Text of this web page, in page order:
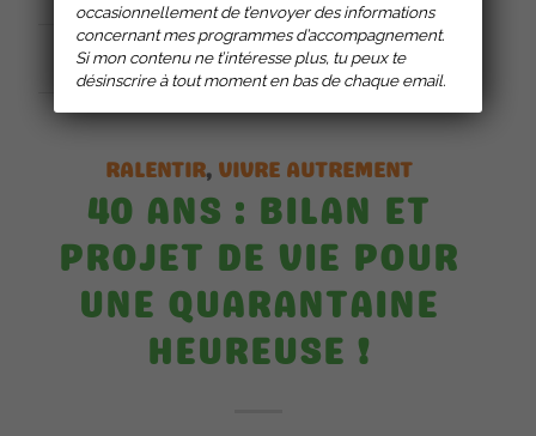
17 JANVIER 2024
RALENTIR, VIVRE AUTREMENT
40 ANS : BILAN ET
PROJET DE VIE POUR
UNE QUARANTAINE
HEUREUSE !
occasionnellement de t’envoyer des informations
concernant mes programmes d’accompagnement.
Si mon contenu ne t’intéresse plus, tu peux te
désinscrire à tout moment en bas de chaque email.